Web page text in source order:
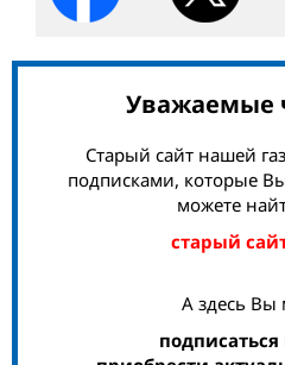
Уважаемые
Старый сайт нашей
подписками, которые
можете
старый
А здесь Вы
подписаться